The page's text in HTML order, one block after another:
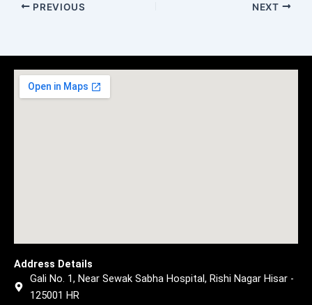
PREVIOUS NEXT
Address Details
Gali No. 1, Near Sewak Sabha Hospital, Rishi Nagar Hisar -
125001 HR